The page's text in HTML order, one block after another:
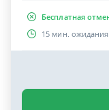
Бесплатная
15 мин.